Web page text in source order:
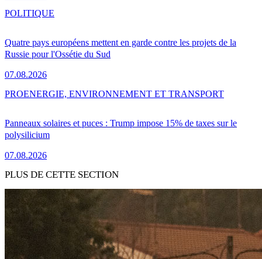
Quatre pays européens mettent en garde contre les projets de la
Russie pour l'Ossétie du Sud
07.08.2026
POLITIQUE
Panneaux solaires et puces : Trump impose 15% de taxes sur le
polysilicium
07.08.2026
PROENERGIE, ENVIRONNEMENT ET TRANSPORT
PLUS DE CETTE SECTION